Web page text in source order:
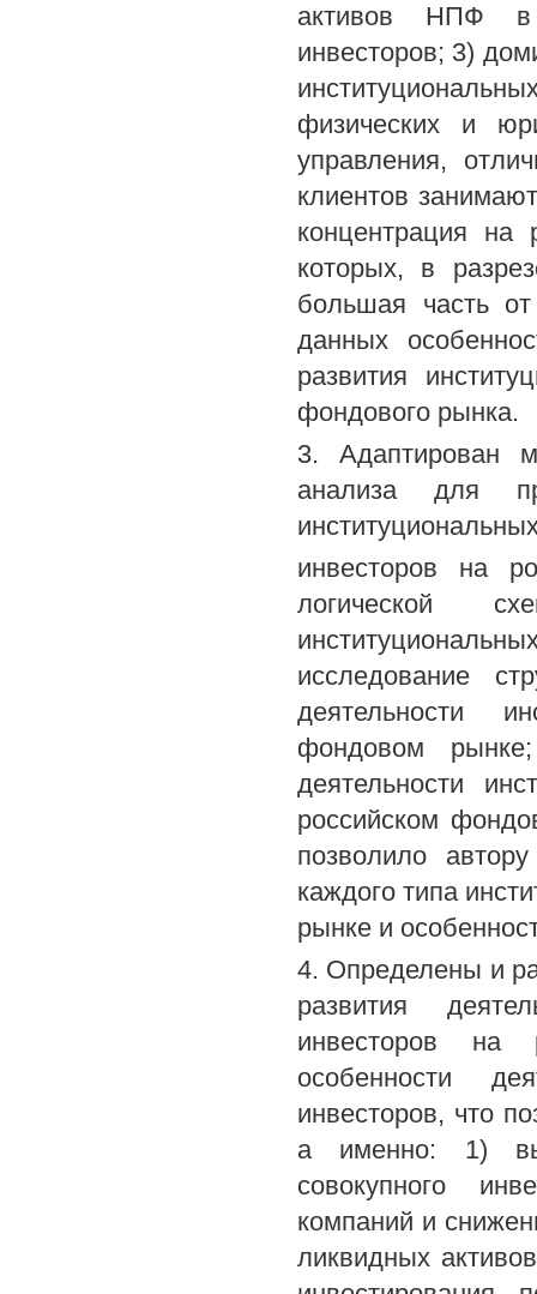
активов НПФ в
инвесторов; 3)
физических и
управления,
клиентов
концентрация
которых, в
большая часть
данных
развития
фондового рынка.
3. Адаптирован
анализа для
инвесторов на
логической
исследование
деятельности
фондовом
деятельности
российском
позволило
каждого типа
рынке и
4. Определены и
развития
инвесторов на
особенности
инвесторов, что
а именно: 1)
совокупного
компаний и
ликвидных